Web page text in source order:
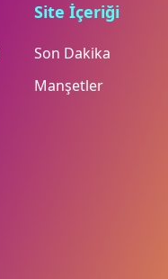
Site İçeriği
Son Dakika
Manşetler